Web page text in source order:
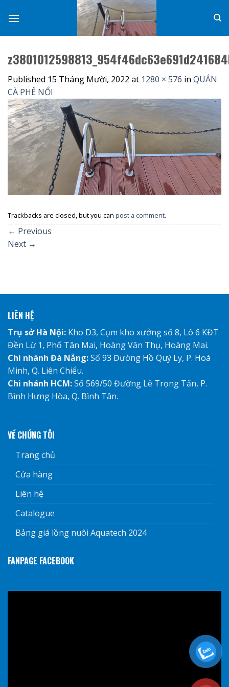
Published 15 Tháng Mười, 2022 at 1280 × 576 in QUÁN
CÀ PHÊ NỔI
Trackbacks are closed, but you can post a comment.
← Previous
Next →
LIÊN HỆ
Trụ sở Hà Nội: Kho D3, Cụm kho xưởng số 8, Lô 6 KĐT
Đền Lừ 1, Phố Tân Mai, Hoàng Văn Thụ, Hoàng Mai.
Chi nhánh Đà Nẵng:Số 93 Đường Hồ Quý Ly, P. Hoà
Minh, Q. Liên Chiểu.
Chi nhánh HCM:Số 569/50 Đường Lê Trọng Tấn, P.
Bình Hưng Hòa, Q. Bình Tân.
VỀ CHÚNG TÔI
Trang chủ
Cửa hàng
Liên hệ
Catalogue
Bảng giá lồng nuôi Aquatech 2024
FANPAGE FACEBOOK